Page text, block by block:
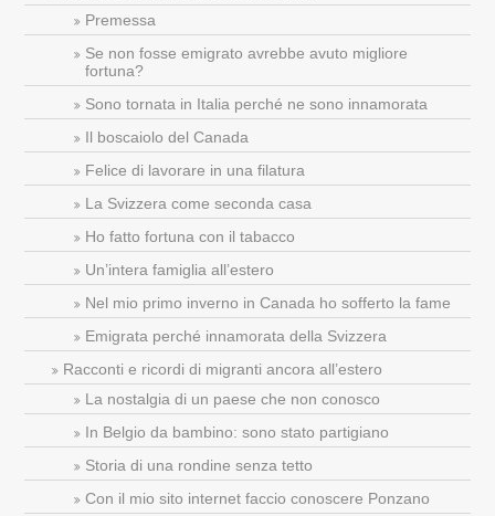
Premessa
Se non fosse emigrato avrebbe avuto migliore
fortuna?
Sono tornata in Italia perché ne sono innamorata
Il boscaiolo del Canada
Felice di lavorare in una filatura
La Svizzera come seconda casa
Ho fatto fortuna con il tabacco
Un’intera famiglia all’estero
Nel mio primo inverno in Canada ho sofferto la fame
Emigrata perché innamorata della Svizzera
Racconti e ricordi di migranti ancora all’estero
La nostalgia di un paese che non conosco
In Belgio da bambino: sono stato partigiano
Storia di una rondine senza tetto
Con il mio sito internet faccio conoscere Ponzano